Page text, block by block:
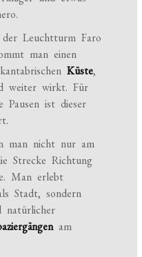
Leuchtturm Faro
man einen
Küste,
weiter wirkt. Für
Pausen ist dieser
man nicht nur am
Strecke Richtung
Man erlebt
Stadt, sondern
natürlicher
am